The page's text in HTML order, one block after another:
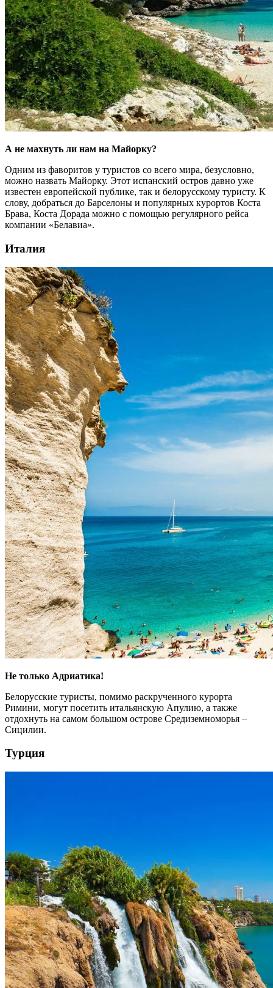
А не махнуть ли нам на Майорку?
Одним из фаворитов у туристов со всего мира, безусловно,
можно назвать Майорку. Этот испанский остров давно уже
известен европейской публике, так и белорусскому туристу. К
слову, добраться до Барселоны и популярных курортов Коста
Брава, Коста Дорада можно с помощью регулярного рейса
компании «Бел­авиа».
Италия
Не только Адриатика!
Белорусские туристы, помимо раскрученного курорта
Римини, могут посетить итальянскую Апулию, а также
отдохнуть на самом большом острове Средиземноморья –
Сицилии.
Турция